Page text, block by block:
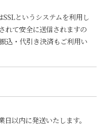
というシステムを利用し
れて安全に送信されますの
込・代引き決済もご利用い
以内に発送いたします。